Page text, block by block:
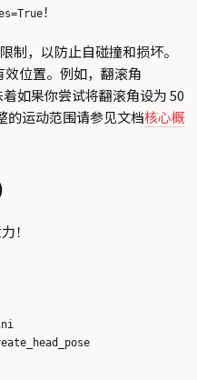
！
制，以防止自碰撞和损坏。
位置。例如，翻滚角
如果你尝试将翻滚角设为 50
的运动范围请参见文档核心概
！